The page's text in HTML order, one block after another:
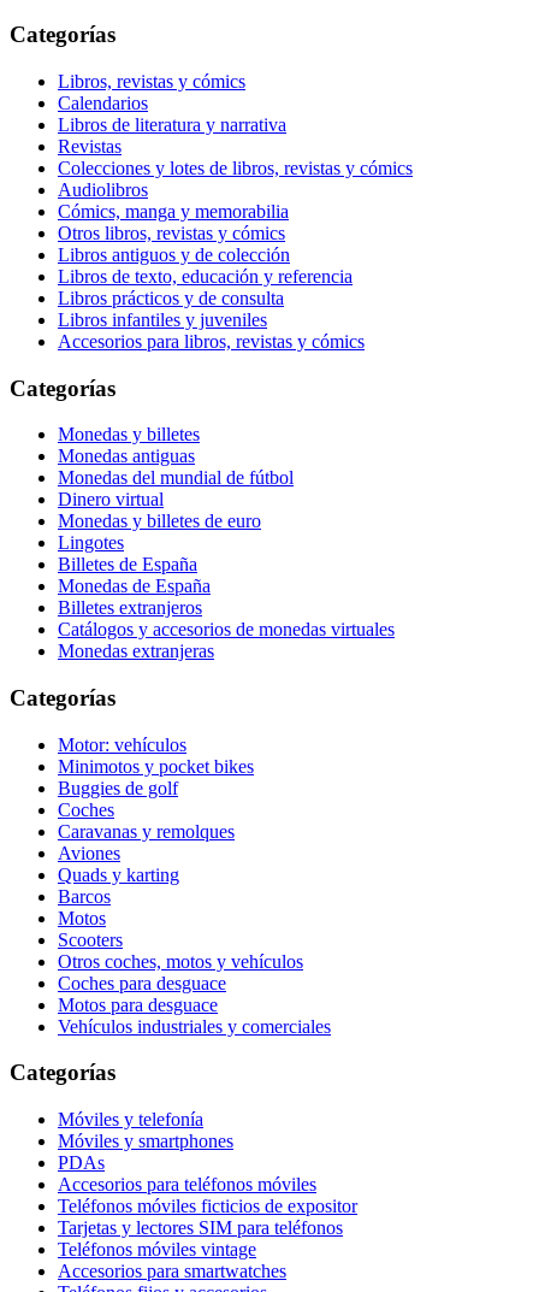
Categorías
Libros, revistas y cómics
Calendarios
Libros de literatura y narrativa
Revistas
Colecciones y lotes de libros, revistas y cómics
Audiolibros
Cómics, manga y memorabilia
Otros libros, revistas y cómics
Libros antiguos y de colección
Libros de texto, educación y referencia
Libros prácticos y de consulta
Libros infantiles y juveniles
Accesorios para libros, revistas y cómics
Categorías
Monedas y billetes
Monedas antiguas
Monedas del mundial de fútbol
Dinero virtual
Monedas y billetes de euro
Lingotes
Billetes de España
Monedas de España
Billetes extranjeros
Catálogos y accesorios de monedas virtuales
Monedas extranjeras
Categorías
Motor: vehículos
Minimotos y pocket bikes
Buggies de golf
Coches
Caravanas y remolques
Aviones
Quads y karting
Barcos
Motos
Scooters
Otros coches, motos y vehículos
Coches para desguace
Motos para desguace
Vehículos industriales y comerciales
Categorías
Móviles y telefonía
Móviles y smartphones
PDAs
Accesorios para teléfonos móviles
Teléfonos móviles ficticios de expositor
Tarjetas y lectores SIM para teléfonos
Teléfonos móviles vintage
Accesorios para smartwatches